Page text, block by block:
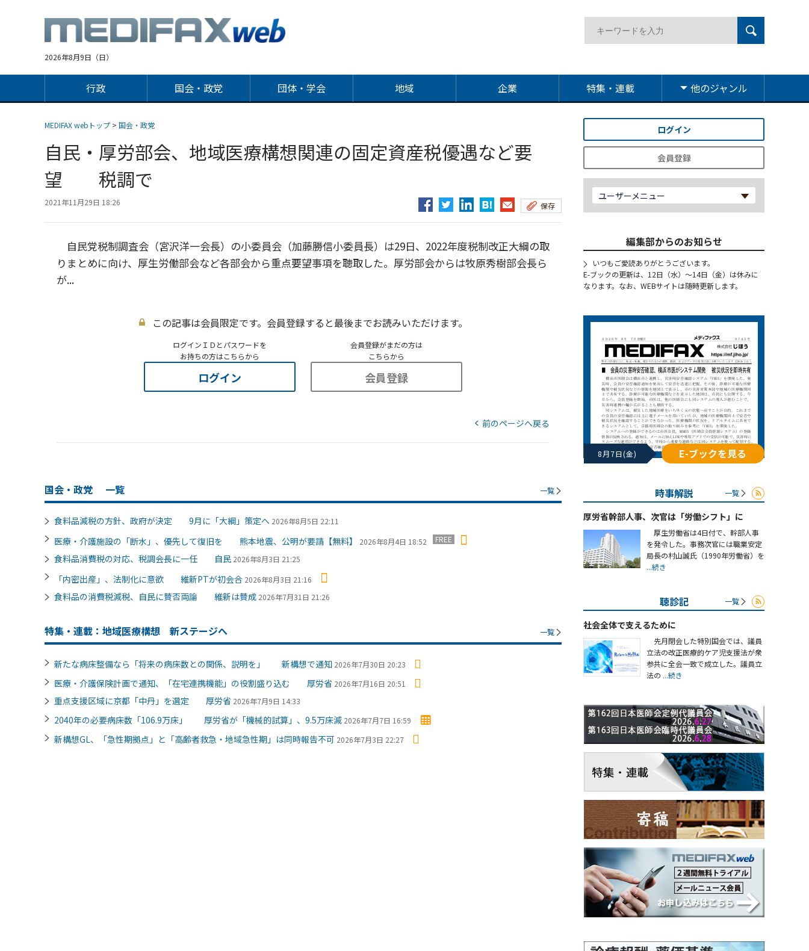
2026年8月9日（日）
行政 国会・政党 団体・学会 地域 企業 特集・連載 他のジャンル
MEDIFAX webトップ > 国会・政党
自民・厚労部会、地域医療構想関連の固定資産税優遇など要
望 税調で
2021年11月29日 18:26 保存
自民党税制調査会（宮沢洋一会長）の小委員会（加藤勝信小委員長）は29日、2022年度税制改正大綱の取
りまとめに向け、厚生労働部会など各部会から重点要望事項を聴取した。厚労部会からは牧原秀樹部会長ら
が...
この記事は会員限定です。会員登録すると最後までお読みいただけます。
ログインＩＤとパスワードを
お持ちの方はこちらから
ログイン
会員登録がまだの方は
こちらから
会員登録
前のページへ戻る
国会・政党 一覧 一覧
食料品減税の方針、政府が決定 9月に「大綱」策定へ 2026年8月5日 22:11
医療・介護施設の「断水」、優先して復旧を 熊本地震、公明が要請【無料】 2026年8月4日 18:52 FREE
食料品消費税の対応、税調会長に一任 自民 2026年8月3日 21:25
「内密出産」、法制化に意欲 維新PTが初会合 2026年8月3日 21:16
食料品の消費税減税、自民に賛否両論 維新は賛成 2026年7月31日 21:26
特集・連載：地域医療構想 新ステージへ 一覧
新たな病床整備なら「将来の病床数との関係、説明を」 新構想で通知 2026年7月30日 20:23
医療・介護保険計画で通知、「在宅連携機能」の役割盛り込む 厚労省 2026年7月16日 20:51
重点支援区域に京都「中丹」を選定 厚労省 2026年7月9日 14:33
2040年の必要病床数「106.9万床」 厚労省が「機械的試算」、9.5万床減 2026年7月7日 16:59
新構想GL、「急性期拠点」と「高齢者救急・地域急性期」は同時報告不可 2026年7月3日 22:27
ログイン
会員登録
ユーザーメニュー
編集部からのお知らせ
いつもご愛読ありがとうございます。
E-ブックの更新は、12日（水）～14日（金）は休みに
なります。なお、WEBサイトは随時更新します。
8月7日(金) E-ブックを見る
時事解説 一覧
厚労省幹部人事、次官は「労働シフト」に
厚生労働省は4日付で、幹部人事
を発令した。事務次官には職業安定
局長の村山誠氏（1990年労働省）を
...続き
聴診記 一覧
社会全体で支えるために
先月閉会した特別国会では、議員
立法の改正医療的ケア児支援法が衆
参共に全会一致で成立した。議員立
法の ...続き